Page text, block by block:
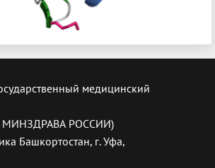
медицинский
МИНЗДРАВА РОССИИ)
Башкортостан, г. Уфа,